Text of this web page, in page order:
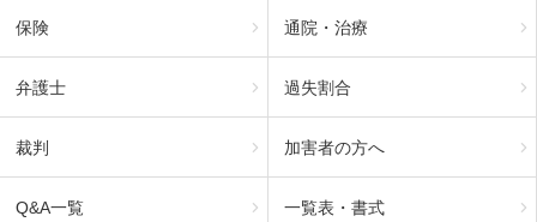
保険 通院・治療
弁護士 過失割合
裁判 加害者の方へ
Q&A一覧 一覧表・書式